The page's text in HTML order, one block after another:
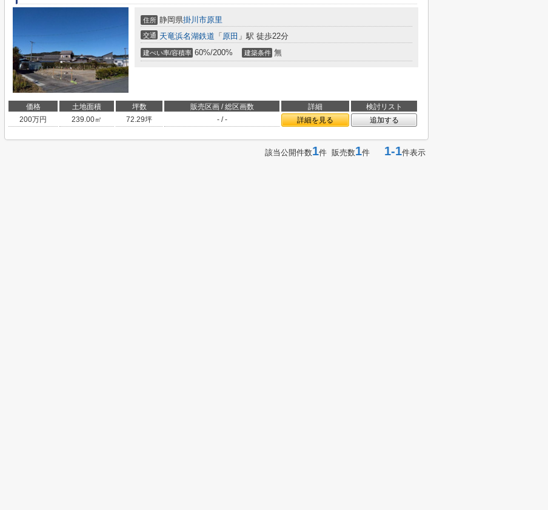
住所 静岡県掛川市原里
交通 天竜浜名湖鉄道 「 原田 」駅 徒歩22分
建ぺい率/容積率 60%/200% 建築条件 無
価格 土地面積 坪数 販売区画 / 総区画数 詳細
検討リスト
200万円 239.00㎡ 72.29坪 - / - 詳細を見る 追加する
該当公開件数1件 販売数1件 1-1件表示